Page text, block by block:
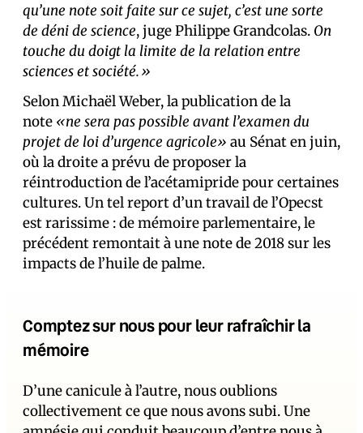
qu’une note soit faite sur ce sujet, c’est une sorte
de déni de science, juge Philippe Grandcolas. On
touche du doigt la limite de la relation entre
sciences et société.»
Selon Michaël Weber, la publication de la
note «ne sera pas possible avant l’examen du
projet de loi d’urgence agricole» au Sénat en juin,
où la droite a prévu de proposer la
réintroduction de l’acétamipride pour certaines
cultures. Un tel report d’un travail de l’Opecst
est rarissime : de mémoire parlementaire, le
précédent remontait à une note de 2018 sur les
impacts de l’huile de palme.
Comptez sur nous pour leur rafraîchir la
mémoire
D’une canicule à l’autre, nous oublions
collectivement ce que nous avons subi. Une